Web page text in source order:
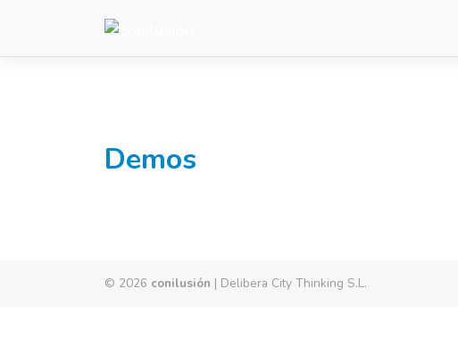
contenido
Demos
© 2026 conilusión | Delibera City Thinking S.L.